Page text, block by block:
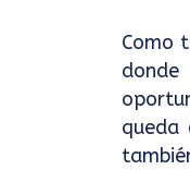
Como
queda